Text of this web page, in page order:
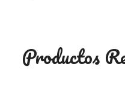
Productos